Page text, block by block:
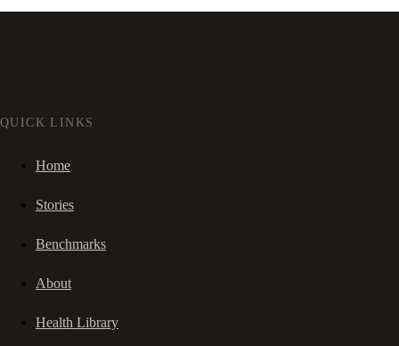
QUICK LINKS
Home
Stories
Benchmarks
About
Health Library